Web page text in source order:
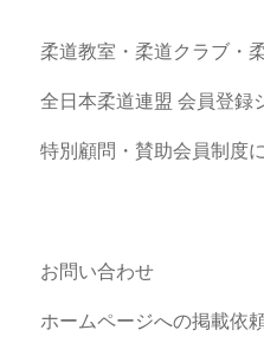
柔道教室・柔道クラブ・
全日本柔道連盟 会員登録
特別顧問・賛助会員制度
お問い合わせ
ホームページへの掲載依